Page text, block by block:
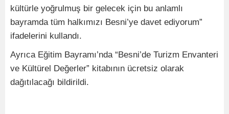
kültürle yoğrulmuş bir gelecek için bu anlamlı
bayramda tüm halkımızı Besni’ye davet ediyorum”
ifadelerini kullandı.
Ayrıca Eğitim Bayramı’nda “Besni’de Turizm Envanteri
ve Kültürel Değerler” kitabının ücretsiz olarak
dağıtılacağı bildirildi.